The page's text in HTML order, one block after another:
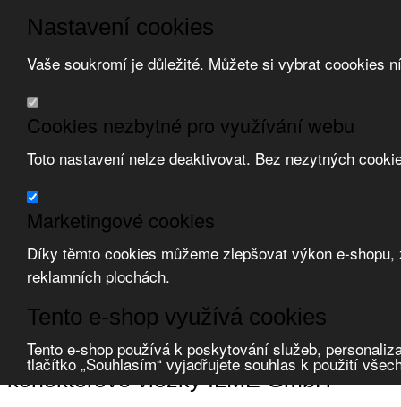
Nastavení cookies
Vaše soukromí je důležité. Můžete si vybrat coookies
Cookies nezbytné pro využívání webu
Toto nastavení nelze deaktivovat. Bez nezytných
Marketingové cookies
Díky těmto cookies můžeme zlepšovat výkon e-
reklamních plochách.
Tento e-shop využívá cookies
Tento e-shop používá k poskytování služeb,
tlačítko „Souhlasím“ vyjadřujete souhlas k použití
Přeskočit na hlavní obsah Přeskočit na doplňující obsah
Obchodní podmínky
Registrace
Zvolte měnu:
Přihlásit uživatele
Úvod Zásuvky, vidlice, konektory průmyslové konektory obdélníkové
konektorové vložky ILME GmbH